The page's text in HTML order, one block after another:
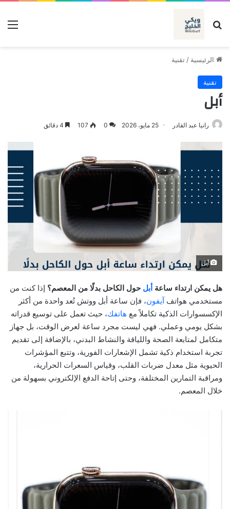
بحث عن
الرئيسية / تقنية
تقنية
أبل
رانيا عبد القادر 25 مايو، 2026 0
107
أبل
هل يمكن ارتداء ساعة أبل حول الكاحل بدلًا من المعصم؟ إذا كنت من
مستخدمي هواتفآيفون، فإن ساعة أبل ووتش تُعد واحدة من أكثر
الإكسسوارات الذكية تكاملاً مع هاتفك، حيث تعمل على توسيع قدراته
بشكل يومي وعملي. فهي ليست مجرد ساعة لعرض الوقت، بل جهاز
متكامل لمتابعة الصحة واللياقة والنشاط البدني، بالإضافة إلى تقديم
تجربة استخدام ذكية تشمل الإشعارات الفورية، وتتبع المؤشرات
الحيوية مثل معدل ضربات القلب، وقياس السعرات الحرارية،
ومراقبة التمارين المختلفة، وحتى إتاحة الدفع الإلكتروني بسهولة من
خلال المعصم.